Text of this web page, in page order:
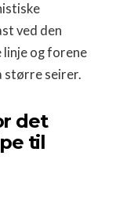
ved den
og forene
større seirer.
det
til